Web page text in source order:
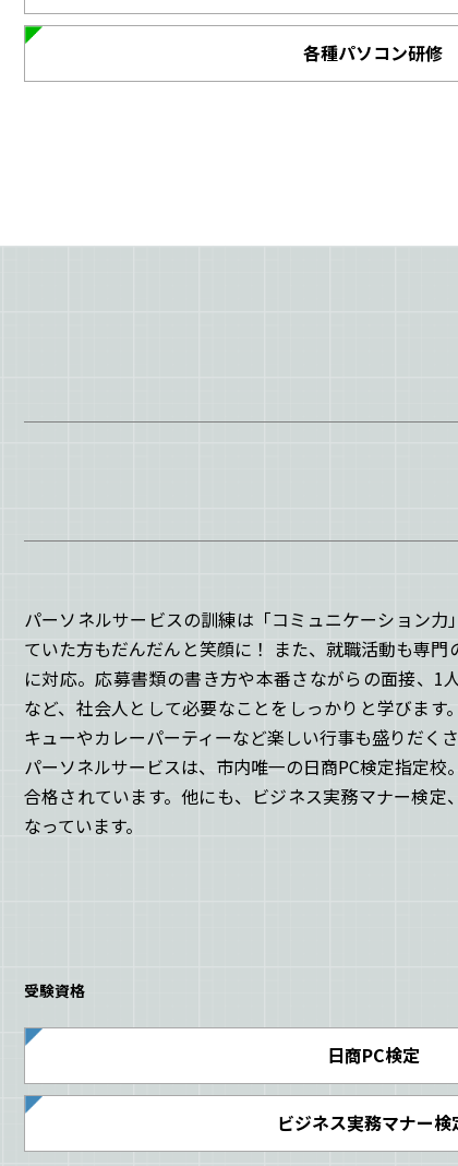
各種パソコン研修
パーソネルサービスの訓練は「コミュニケーション力
ていた方もだんだんと笑顔に！ また、就職活動も専
に対応。応募書類の書き方や本番さながらの面接、1
など、社会人として必要なことをしっかりと学びます
キューやカレーパーティーなど楽しい行事も盛りだくさ
パーソネルサービスは、市内唯一の日商PC検定指定
合格されています。他にも、ビジネス実務マナー検定
なっています。
受験資格
日商PC検定
ビジネス実務マナー検